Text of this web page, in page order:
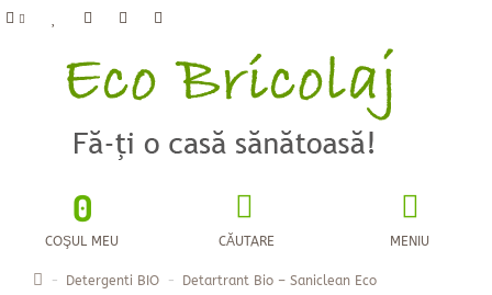
MENIU
CĂUTARE
0
COŞUL MEU
Detergenti BIO Detartrant Bio – Saniclean Eco